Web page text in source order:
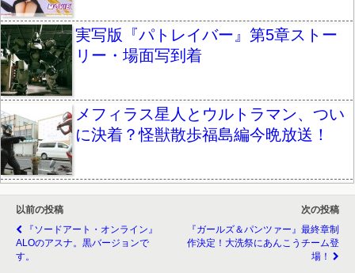
実写版『パトレイバー』第5章ストー
リー・場面写到着
メフィラス星人とウルトラマン、つい
に決着？怪獣散歩福島編今晩放送！
以前の投稿
『ソードアート・オンライン』
ALOのアスナ。黒バージョンで
す。
次の投稿
『ガールズ＆パンツァー』最終章制
作決定！大洗祭にあんこうチーム登
場！